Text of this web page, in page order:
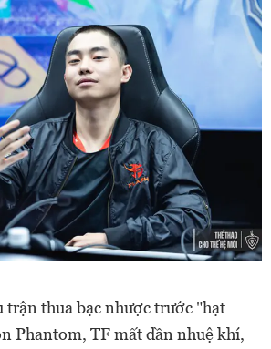
trận thua bạc nhược trước "hạt
Phantom, TF mất dần nhuệ khí,